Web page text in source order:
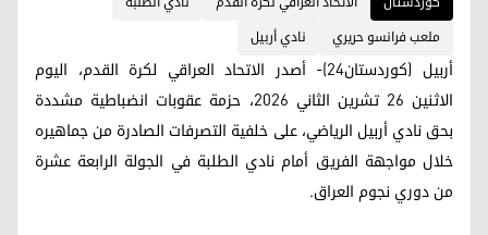
ملعب فرانسو حريري
نادي أربيل
أربيل (كوردستان24)- أصدر الاتحاد العراقي لكرة القدم، اليوم
الاثنين 26 تشرين الثاني 2026، حزمة عقوبات انضباطية مشددة
بحق نادي أربيل الرياضي، على خلفية التصرفات الصادرة من جماهيره
خلال مواجهة الفريق أمام نادي الطلبة في الجولة الرابعة عشرة
من دوري نجوم العراق.